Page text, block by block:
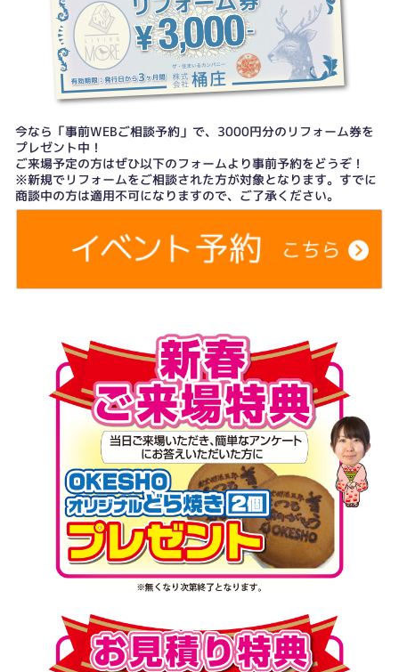
今なら「事前WEBご相談予約」で、3000円分のリフォーム券を
プレゼント中！
ご来場予定の方はぜひ以下のフォームより事前予約をどうぞ！
※新規でリフォームをご相談された方が対象となります。すでに
商談中の方は適用不可になりますので、ご了承ください。